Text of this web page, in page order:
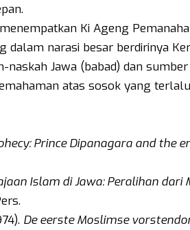
Ki Ageng
dalam narasi besar berdirinya
naskah Jawa (babad) dan
atas sosok yang
Prince Dipanagara and the
Islam di Jawa: Peralihan
De eerste Moslimse